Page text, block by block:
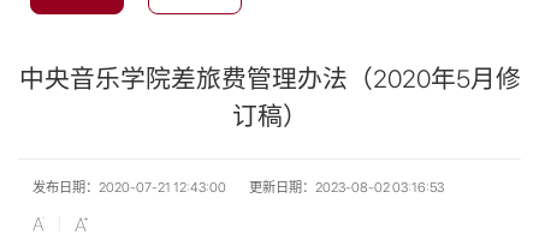
中央音乐学院差旅费管理办法（2020年5月修
订稿）
发布日期：2020-07-21 12:43:00 更新日期：2023-08-02 03:16:53